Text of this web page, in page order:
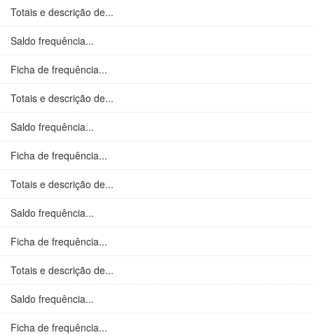
Totais e descrição de...
Saldo frequência...
Ficha de frequência...
Totais e descrição de...
Saldo frequência...
Ficha de frequência...
Totais e descrição de...
Saldo frequência...
Ficha de frequência...
Totais e descrição de...
Saldo frequência...
Ficha de frequência...